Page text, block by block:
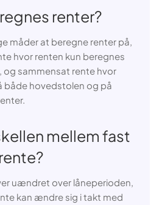
renter?
måder at beregne renter på,
hvor renten kun beregnes
og sammensat rente hvor
både hovedstolen og på
mellem fast
uændret over låneperioden,
kan ændre sig i takt med